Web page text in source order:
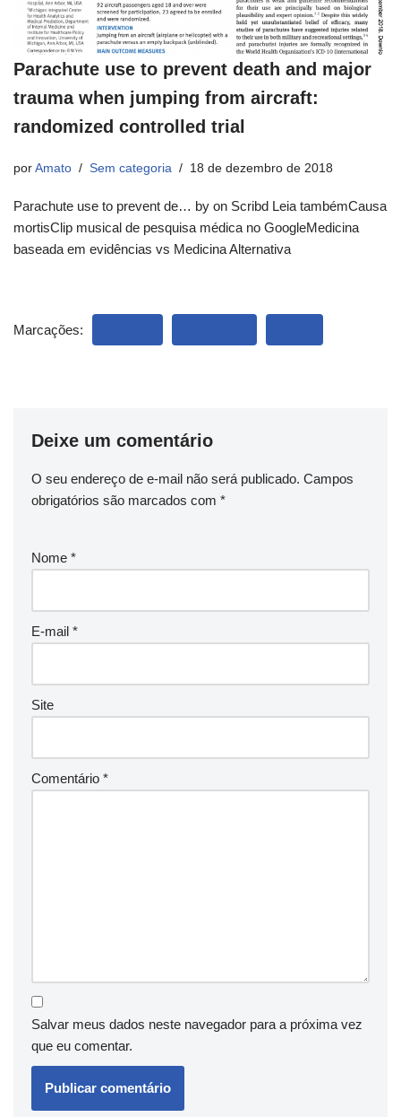
Parachute use to prevent death and major
trauma when jumping from aircraft:
randomized controlled trial
por Amato Sem categoria 18 de dezembro de 2018
Parachute use to prevent de… by on Scribd Leia tambémCausa
mortisClip musical de pesquisa médica no GoogleMedicina
baseada em evidências vs Medicina Alternativa
Marcações:
Deixe um comentário
O seu endereço de e-mail não será publicado. Campos
obrigatórios são marcados com *
Nome *
E-mail *
Site
Comentário *
Salvar meus dados neste navegador para a próxima vez
que eu comentar.